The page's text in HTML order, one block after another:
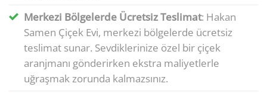
Merkezi Bölgelerde Ücretsiz Teslimat: Hakan
Samen Çiçek Evi, merkezi bölgelerde ücretsiz
teslimat sunar. Sevdiklerinize özel bir çiçek
aranjmanı gönderirken ekstra maliyetlerle
uğraşmak zorunda kalmazsınız.